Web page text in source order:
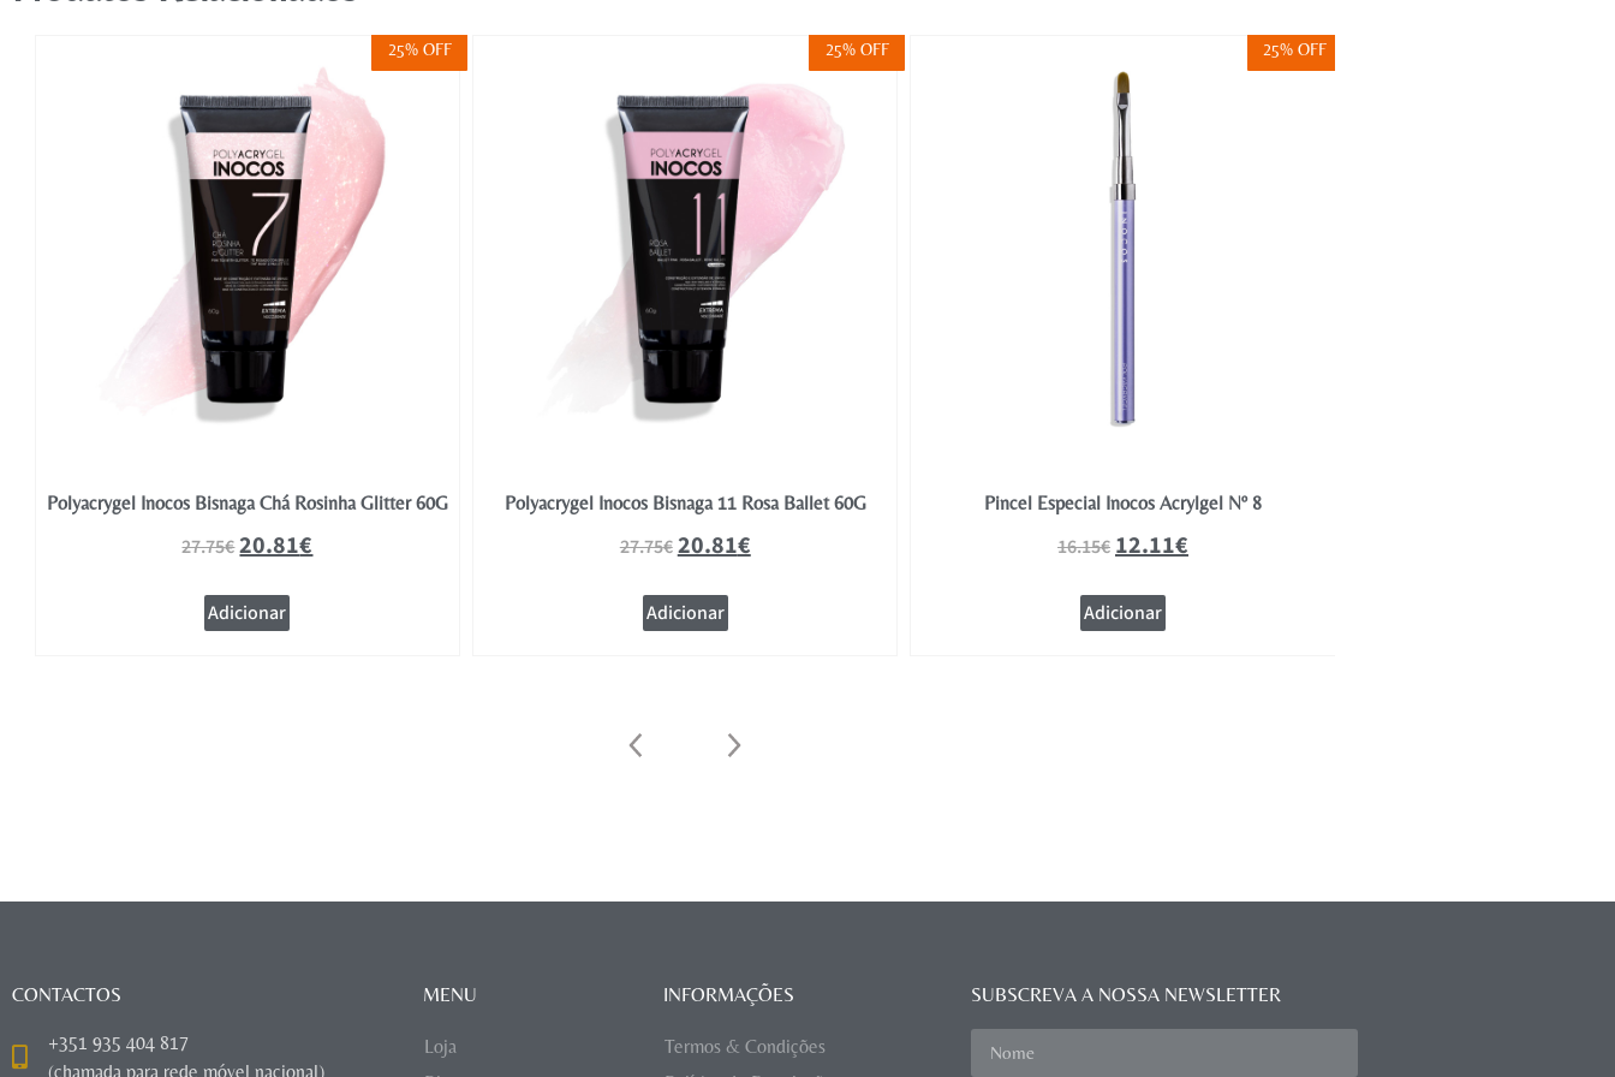
25% OFF
Polyacrygel Inocos Bisnaga Chá Rosinha Glitter 60G
27.75€20.81€
Adicionar
25% OFF
Polyacrygel Inocos Bisnaga 11 Rosa Ballet 60G
27.75€20.81€
Adicionar
25% OFF
Pincel Especial Inocos Acrylgel Nº 8
16.15€12.11€
Adicionar
CONTACTOS
+351 935 404 817
(chamada para rede móvel nacional)
MENU
Loja
INFORMAÇÕES
Termos & Condições
SUBSCREVA A NOSSA NEWSLETTER